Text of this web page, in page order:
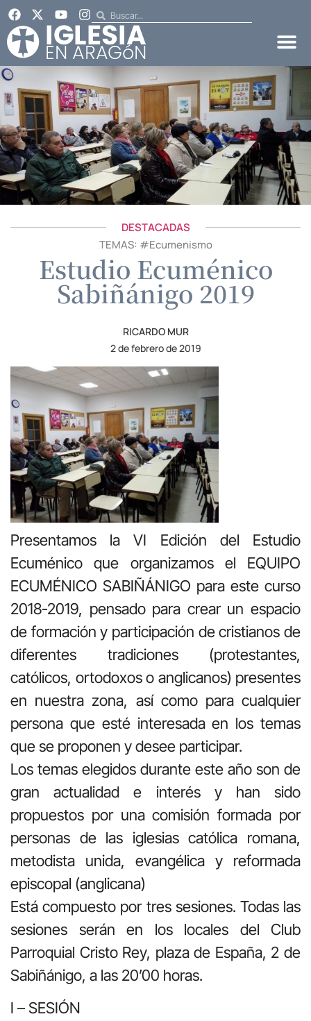
DESTACADAS
TEMAS: #Ecumenismo
Estudio Ecuménico
Sabiñánigo 2019
RICARDO MUR
2 de febrero de 2019
Presentamos la VI Edición del Estudio
Ecuménico que organizamos el EQUIPO
ECUMÉNICO SABIÑÁNIGO para este curso
2018-2019, pensado para crear un espacio
de formación y participación de cristianos de
diferentes tradiciones (protestantes,
católicos, ortodoxos o anglicanos) presentes
en nuestra zona, así como para cualquier
persona que esté interesada en los temas
que se proponen y desee participar.
Los temas elegidos durante este año son de
gran actualidad e interés y han sido
propuestos por una comisión formada por
personas de las iglesias católica romana,
metodista unida, evangélica y reformada
episcopal (anglicana)
Está compuesto por tres sesiones. Todas las
sesiones serán en los locales del Club
Parroquial Cristo Rey, plaza de España, 2 de
Sabiñánigo, a las 20’00 horas.
I – SESIÓN